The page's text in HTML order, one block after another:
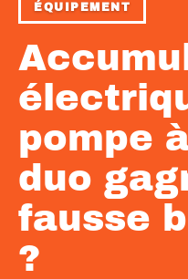
ÉQUIPEMENT
pompe
duo
fausse
?